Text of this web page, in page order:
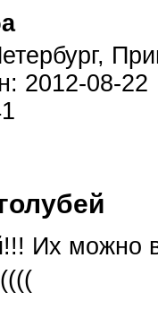
2012-08-22
Их можно